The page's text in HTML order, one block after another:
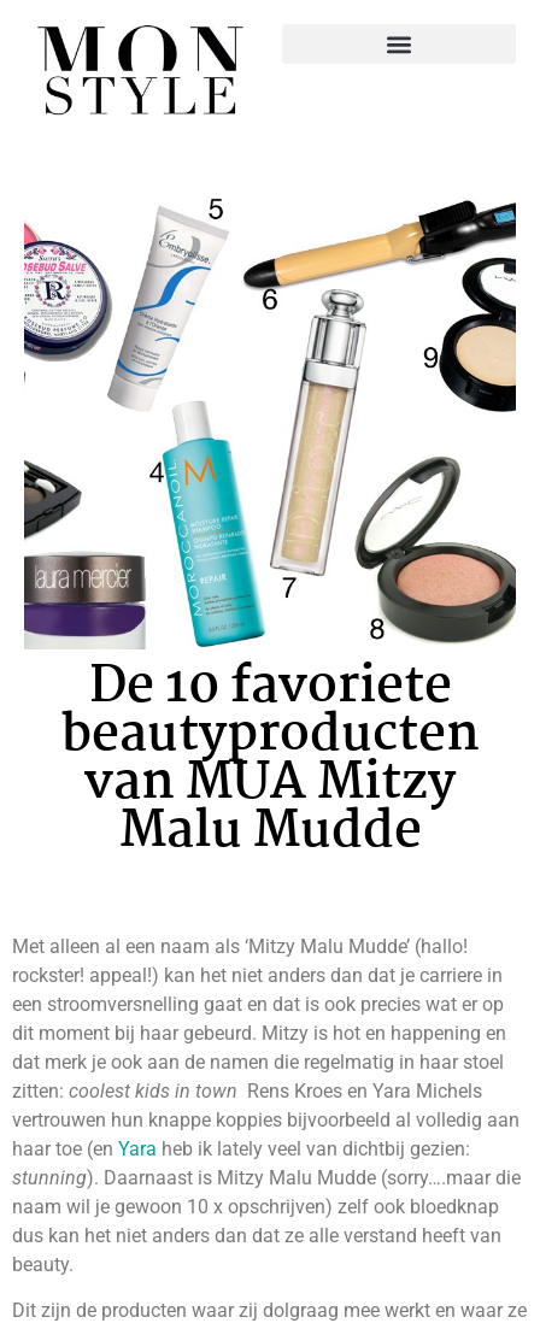
De 10 favoriete
beautyproducten
van MUA Mitzy
Malu Mudde
Met alleen al een naam als ‘Mitzy Malu Mudde’ (hallo!
rockster! appeal!) kan het niet anders dan dat je carriere in
een stroomversnelling gaat en dat is ook precies wat er op
dit moment bij haar gebeurd. Mitzy is hot en happening en
dat merk je ook aan de namen die regelmatig in haar stoel
zitten: coolest kids in town Rens Kroes en Yara Michels
vertrouwen hun knappe koppies bijvoorbeeld al volledig aan
haar toe (en Yara heb ik lately veel van dichtbij gezien:
stunning). Daarnaast is Mitzy Malu Mudde (sorry….maar die
naam wil je gewoon 10 x opschrijven) zelf ook bloedknap
dus kan het niet anders dan dat ze alle verstand heeft van
beauty.
Dit zijn de producten waar zij dolgraag mee werkt en waar ze